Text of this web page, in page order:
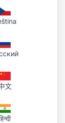
決。
文